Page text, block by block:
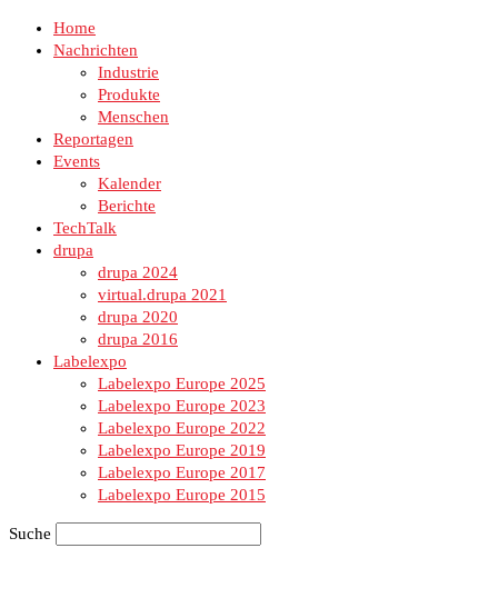
Home
Nachrichten
Industrie
Produkte
Menschen
Reportagen
Events
Kalender
Berichte
TechTalk
drupa
drupa 2024
virtual.drupa 2021
drupa 2020
drupa 2016
Labelexpo
Labelexpo Europe 2025
Labelexpo Europe 2023
Labelexpo Europe 2022
Labelexpo Europe 2019
Labelexpo Europe 2017
Labelexpo Europe 2015
Suche